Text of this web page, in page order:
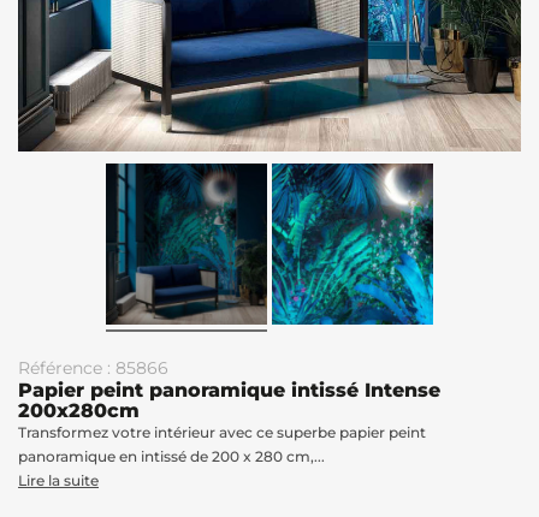
Référence : 85866
Papier peint panoramique intissé Intense
200x280cm
Transformez votre intérieur avec ce superbe papier peint
panoramique en intissé de 200 x 280 cm,...
Lire la suite